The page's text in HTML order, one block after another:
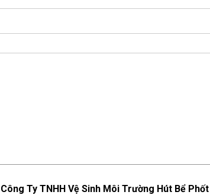
Công Ty TNHH Vệ Sinh Môi Trường Hút Bể Phốt